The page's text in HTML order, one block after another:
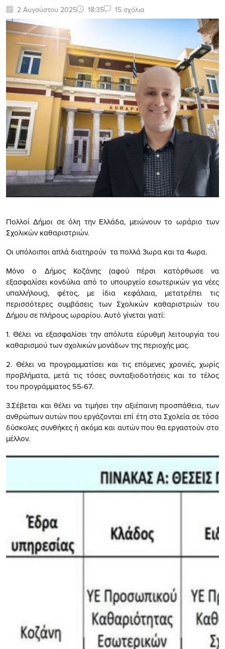
2 Αυγούστου 2025 18:35 15 σχόλια
Πολλοί Δήμοι σε όλη την Ελλάδα, μειώνουν το ωράριο των
Σχολικών καθαριστριών.
Οι υπόλοιποι απλά διατηρούν τα πολλά 3ωρα και τα 4ωρα.
Μόνο ο Δήμος Κοζάνης (αφού πέρσι κατόρθωσε να
εξασφαλίσει κονδύλια από το υπουργείο εσωτερικών για νέες
υπαλλήλους), φέτος, με ίδια κεφάλαια, μετατρέπει τις
περισσότερες συμβάσεις των Σχολικών καθαριστριών του
Δήμου σε πλήρους ωραρίου. Αυτό γίνεται γιατί:
1. Θέλει να εξασφαλίσει την απόλυτα εύρυθμη λειτουργία του
καθαρισμού των σχολικών μονάδων της περιοχής μας.
2. Θέλει να προγραμματίσει και τις επόμενες χρονιές, χωρίς
προβλήματα, μετά τις τόσες συνταξιοδοτήσεις και το τέλος
του προγράμματος 55-67.
3.Σέβεται και θέλει να τιμήσει την αξιέπαινη προσπάθεια, των
ανθρώπων αυτών που εργάζονται επί έτη στα Σχολεία σε τόσο
δύσκολες συνθήκες ή ακόμα και αυτών που θα εργαστούν στο
μέλλον.